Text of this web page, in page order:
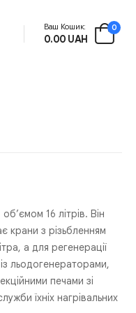
Ваш Кошик:
0.00 UAH
0
16 літрів. Він
крани з різьбленням
а для регенерації
льодогенераторами,
печами зі
їхніх нагрівальних